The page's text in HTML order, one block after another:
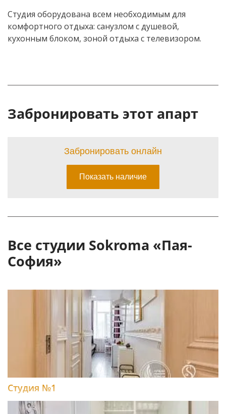
Студия оборудована всем необходимым для
комфортного отдыха: санузлом с душевой,
кухонным блоком, зоной отдыха с телевизором.
Забронировать этот апарт
Все студии Sokroma «Пая-
София»
Студия №1